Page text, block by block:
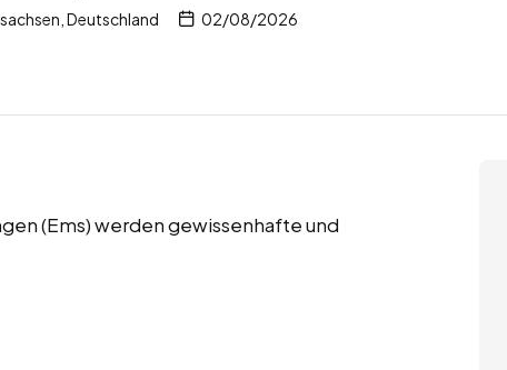
Deutschland 02/08/2026
(Ems) werden gewissenhafte und